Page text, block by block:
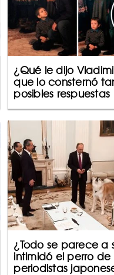
¿Qué le dijo
que lo consternó
posibles respuestas
¿Todo se parece a
intimidó el perro de
periodistas